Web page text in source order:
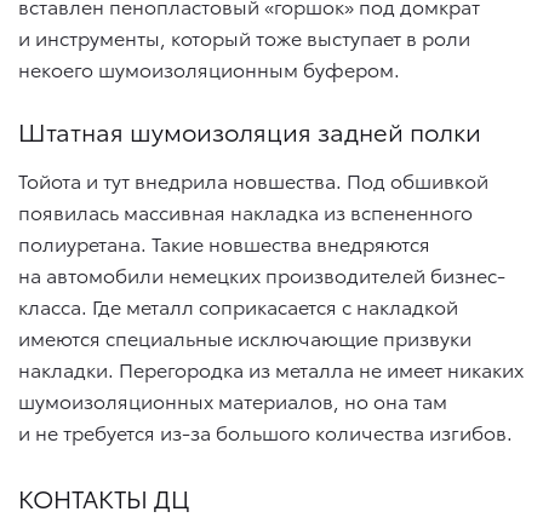
вставлен пенопластовый «горшок» под домкрат
и инструменты, который тоже выступает в роли
некоего шумоизоляционным буфером.
Штатная шумоизоляция задней полки
Тойота и тут внедрила новшества. Под обшивкой
появилась массивная накладка из вспененного
полиуретана. Такие новшества внедряются
на автомобили немецких производителей бизнес-
класса. Где металл соприкасается с накладкой
имеются специальные исключающие призвуки
накладки. Перегородка из металла не имеет никаких
шумоизоляционных материалов, но она там
и не требуется из-за большого количества изгибов.
КОНТАКТЫ ДЦ